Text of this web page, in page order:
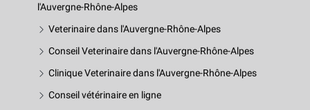
l'Auvergne-Rhône-Alpes
Veterinaire dans l'Auvergne-Rhône-Alpes
Conseil Veterinaire dans l'Auvergne-Rhône-Alpes
Clinique Veterinaire dans l'Auvergne-Rhône-Alpes
Conseil vétérinaire en ligne